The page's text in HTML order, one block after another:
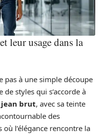
leur usage dans la
pas à une simple découpe
styles qui s’accorde à
jean brut, avec sa teinte
des
l’élégance rencontre la